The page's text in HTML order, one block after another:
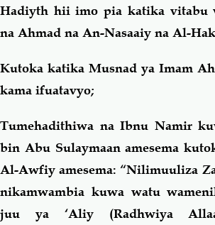
Hadiyth hii imo pia katika vitabu
na Ahmad na An-Nasaaiy na Al-
Kutoka katika Musnad ya Imam
kama ifuatavyo;
Tumehadithiwa na Ibnu Namir
bin Abu Sulaymaan amesema
Al-Awfiy amesema: “Nilimuuliza
nikamwambia kuwa watu
juu ya ‘Aliy (Radhwiya